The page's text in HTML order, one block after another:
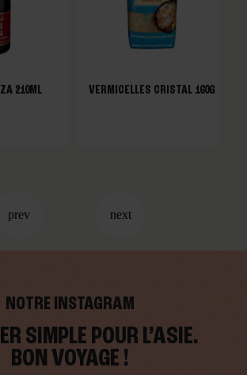
210ML VERMICELLES CRISTAL 160G
NOTRE INSTAGRAM
SIMPLE POUR L’ASIE.
BON VOYAGE !